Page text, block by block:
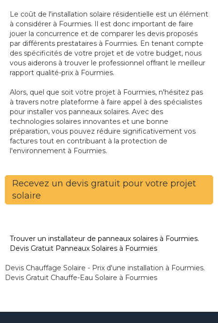
Le coût de l'installation solaire résidentielle est un élément
à considérer à Fourmies. Il est donc important de faire
jouer la concurrence et de comparer les devis proposés
par différents prestataires à Fourmies. En tenant compte
des spécificités de votre projet et de votre budget, nous
vous aiderons à trouver le professionnel offrant le meilleur
rapport qualité-prix à Fourmies.
Alors, quel que soit votre projet à Fourmies, n'hésitez pas
à travers notre plateforme à faire appel à des spécialistes
pour installer vos panneaux solaires. Avec des
technologies solaires innovantes et une bonne
préparation, vous pouvez réduire significativement vos
factures tout en contribuant à la protection de
l'environnement à Fourmies.
Recevez un devis gratuit pour votre projet
solaire
Trouver un installateur de panneaux solaires à Fourmies.
Devis Gratuit Panneaux Solaires à Fourmies
Devis Chauffage Solaire - Prix d'une installation à Fourmies.
Devis Gratuit Chauffe-Eau Solaire à Fourmies